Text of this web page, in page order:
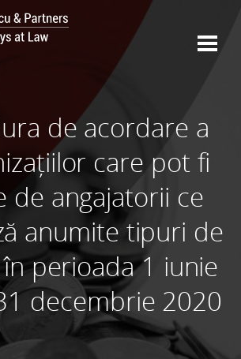
de acordare a
care pot fi
de angajatorii ce
anumite tipuri de
perioada 1 iunie
decembrie 2020